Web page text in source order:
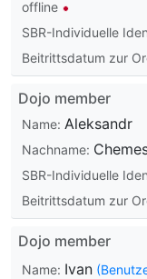
offline
SBR-Individuelle
Beitrittsdatum zur
Dojo member
Name: Aleksandr
Nachname:
SBR-Individuelle
Beitrittsdatum zur
Dojo member
Name: Ivan